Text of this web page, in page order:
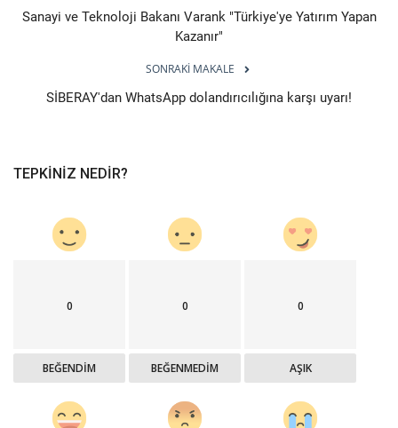
Sanayi ve Teknoloji Bakanı Varank "Türkiye'ye Yatırım Yapan
Kazanır"
SONRAKI MAKALE
SİBERAY'dan WhatsApp dolandırıcılığına karşı uyarı!
TEPKINIZ NEDIR?
0
BEĞENDIM
0
BEĞENMEDIM
0
AŞIK